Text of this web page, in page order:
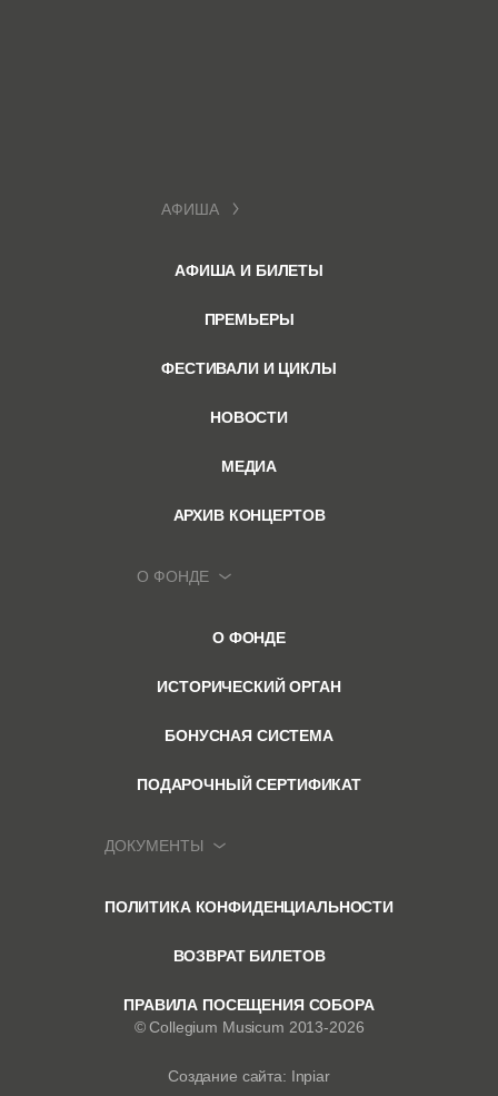
АФИША
АФИША И БИЛЕТЫ
ПРЕМЬЕРЫ
ФЕСТИВАЛИ И ЦИКЛЫ
НОВОСТИ
МЕДИА
АРХИВ КОНЦЕРТОВ
О ФОНДЕ
О ФОНДЕ
ИСТОРИЧЕСКИЙ ОРГАН
БОНУСНАЯ СИСТЕМА
ПОДАРОЧНЫЙ СЕРТИФИКАТ
ДОКУМЕНТЫ
ПОЛИТИКА КОНФИДЕНЦИАЛЬНОСТИ
ВОЗВРАТ БИЛЕТОВ
ПРАВИЛА ПОСЕЩЕНИЯ СОБОРА
© Collegium Musicum 2013-2026
Создание сайта: Inpiar